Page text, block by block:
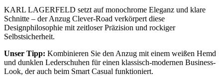
KARL LAGERFELD setzt auf monochrome Eleganz und klare
Schnitte – der Anzug Clever-Road verkörpert diese
Designphilosophie mit zeitloser Präzision und rockiger
Selbstsicherheit.
Unser Tipp: Kombinieren Sie den Anzug mit einem weißen Hemd
und dunklen Lederschuhen für einen klassisch-modernen Business-
Look, der auch beim Smart Casual funktioniert.